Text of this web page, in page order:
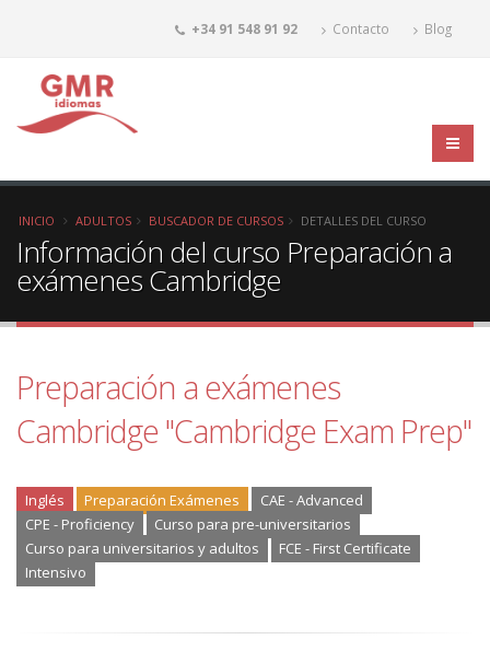
+34 91 548 91 92 Contacto Blog
INICIO ADULTOS BUSCADOR DE CURSOS DETALLES DEL CURSO
Información del curso Preparación a
exámenes Cambridge
Preparación a exámenes
Cambridge "Cambridge Exam Prep"
Inglés Preparación Exámenes
CAE - Advanced
CPE - Proficiency
Curso para pre-universitarios
Curso para universitarios y adultos
FCE - First Certificate
Intensivo